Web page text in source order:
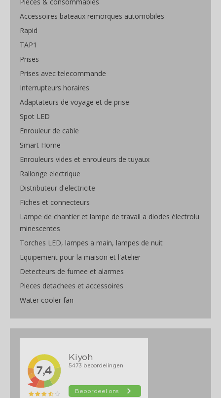
Accessoires bateaux remorques automobiles
Rapid
TAP1
Prises
Prises avec telecommande
Interrupteurs horaires
Adaptateurs de voyage et de prise
Spot LED
Enrouleur de cable
Smart Home
Enrouleurs vides et enrouleurs de tuyaux
Rallonge electrique
Distributeur d'electricite
Fiches et connecteurs
Lampe de chantier et lampe de travail a diodes électrolu
minescentes
Torches LED, lampes a main, lampes de nuit
Equipement pour la maison et l'atelier
Detecteurs de fumee et alarmes
Pieces detachees et accessoires
Water cooler fan